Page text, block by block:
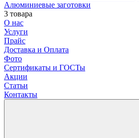
Алюминиевые заготовки
3 товара
О нас
Услуги
Прайс
Доставка и Оплата
Фото
Сертификаты и ГОСТы
Акции
Статьи
Контакты